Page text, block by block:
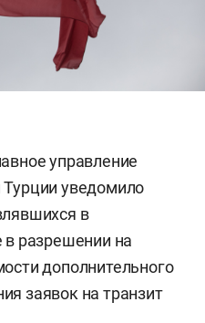
управление
Турции уведомило
в
в разрешении на
дополнительного
заявок на транзит